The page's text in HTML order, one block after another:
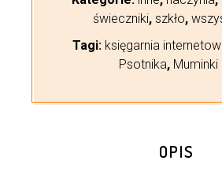
świeczniki, szkło,
Tagi: księgarnia
Psotnika, Muminki
OPIS